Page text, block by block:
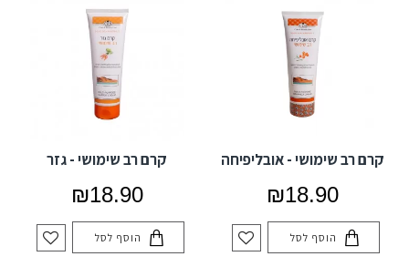
קרם רב שימושי - אובליפיחה
₪18.90
הוסף לסל
קרם רב שימושי - גזר
₪18.90
הוסף לסל